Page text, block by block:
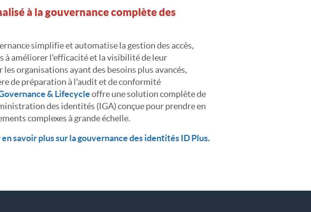
à la gouvernance complète des
simplifie et automatise la gestion des accès,
à améliorer l'efficacité et la visibilité de leur
organisations ayant des besoins plus avancés,
de préparation à l'audit et de conformité
& Lifecycleoffre une solution complète de
des identités (IGA) conçue pour prendre en
complexes à grande échelle.
savoir plus sur la gouvernance des identités ID Plus.